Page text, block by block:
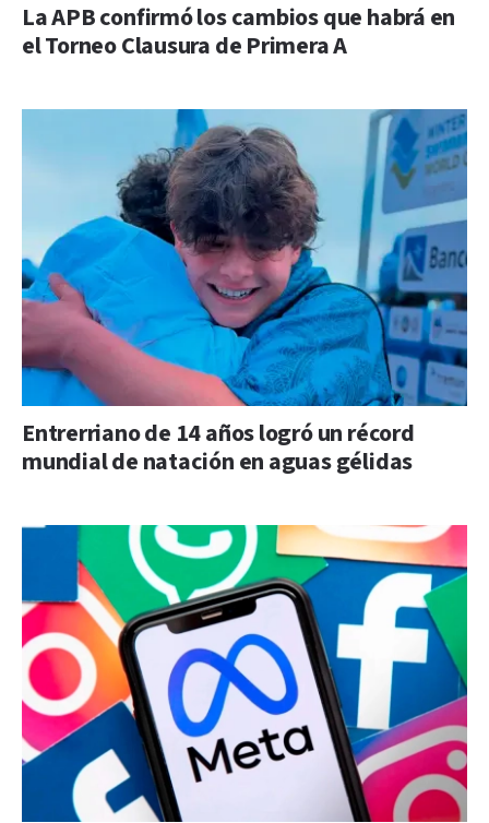
La APB confirmó los cambios que habrá en
el Torneo Clausura de Primera A
Entrerriano de 14 años logró un récord
mundial de natación en aguas gélidas